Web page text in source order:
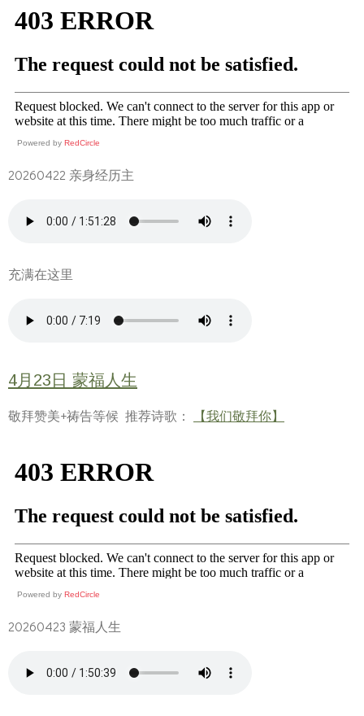
Powered by RedCircle
20260422 亲身经历主
充满在这里
4月23日 蒙福人生
敬拜赞美+祷告等候 推荐诗歌： 【我们敬拜你】
Powered by RedCircle
20260423 蒙福人生